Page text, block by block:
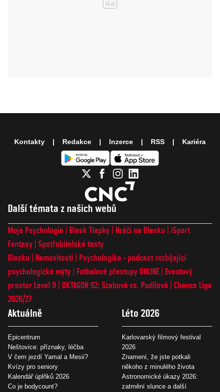
Další témata z našich webů
Moje Psychologie Blesk Tlapky Hráči na Blesku
iSport
Fantasy Spotřebitelské testy
Blesku
Nemovitosti
Psychologika - podcast rozbíjející
psychologické mýty
Fotbalové přestupy ONLINE
Eventový
prostor Level 9 OKTAGON 92: Szabová vs. Pudilová
Chance Liga
2026/27
Aktuálně
Epicentrum
Neštovice: příznaky, léčba
V čem jezdí Yamal a Mesii?
Kvízy pro seniory
Kalendář úplňků 2026
Co je bodycount?
Léto 2026
Karlovarský filmový festival
2026
Znamení, že jste potkali
někoho z minulého života
Astronomické úkazy 2026:
zatmění slunce a další
Kontakty Redakce Inzerce RSS Kariéra